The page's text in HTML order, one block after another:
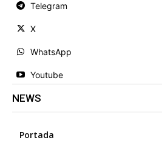
Telegram
X
WhatsApp
Youtube
NEWS
Portada